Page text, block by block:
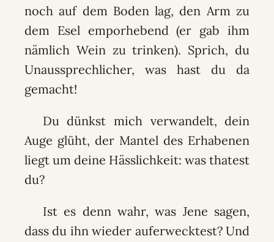
noch auf dem Boden lag, den Arm zu
dem Esel emporhebend (er gab ihm
nämlich Wein zu trinken). Sprich, du
Unaussprechlicher, was hast du da
gemacht!
Du dünkst mich verwandelt, dein
Auge glüht, der Mantel des Erhabenen
liegt um deine Hässlichkeit: was thatest
du?
Ist es denn wahr, was Jene sagen,
dass du ihn wieder auferwecktest? Und